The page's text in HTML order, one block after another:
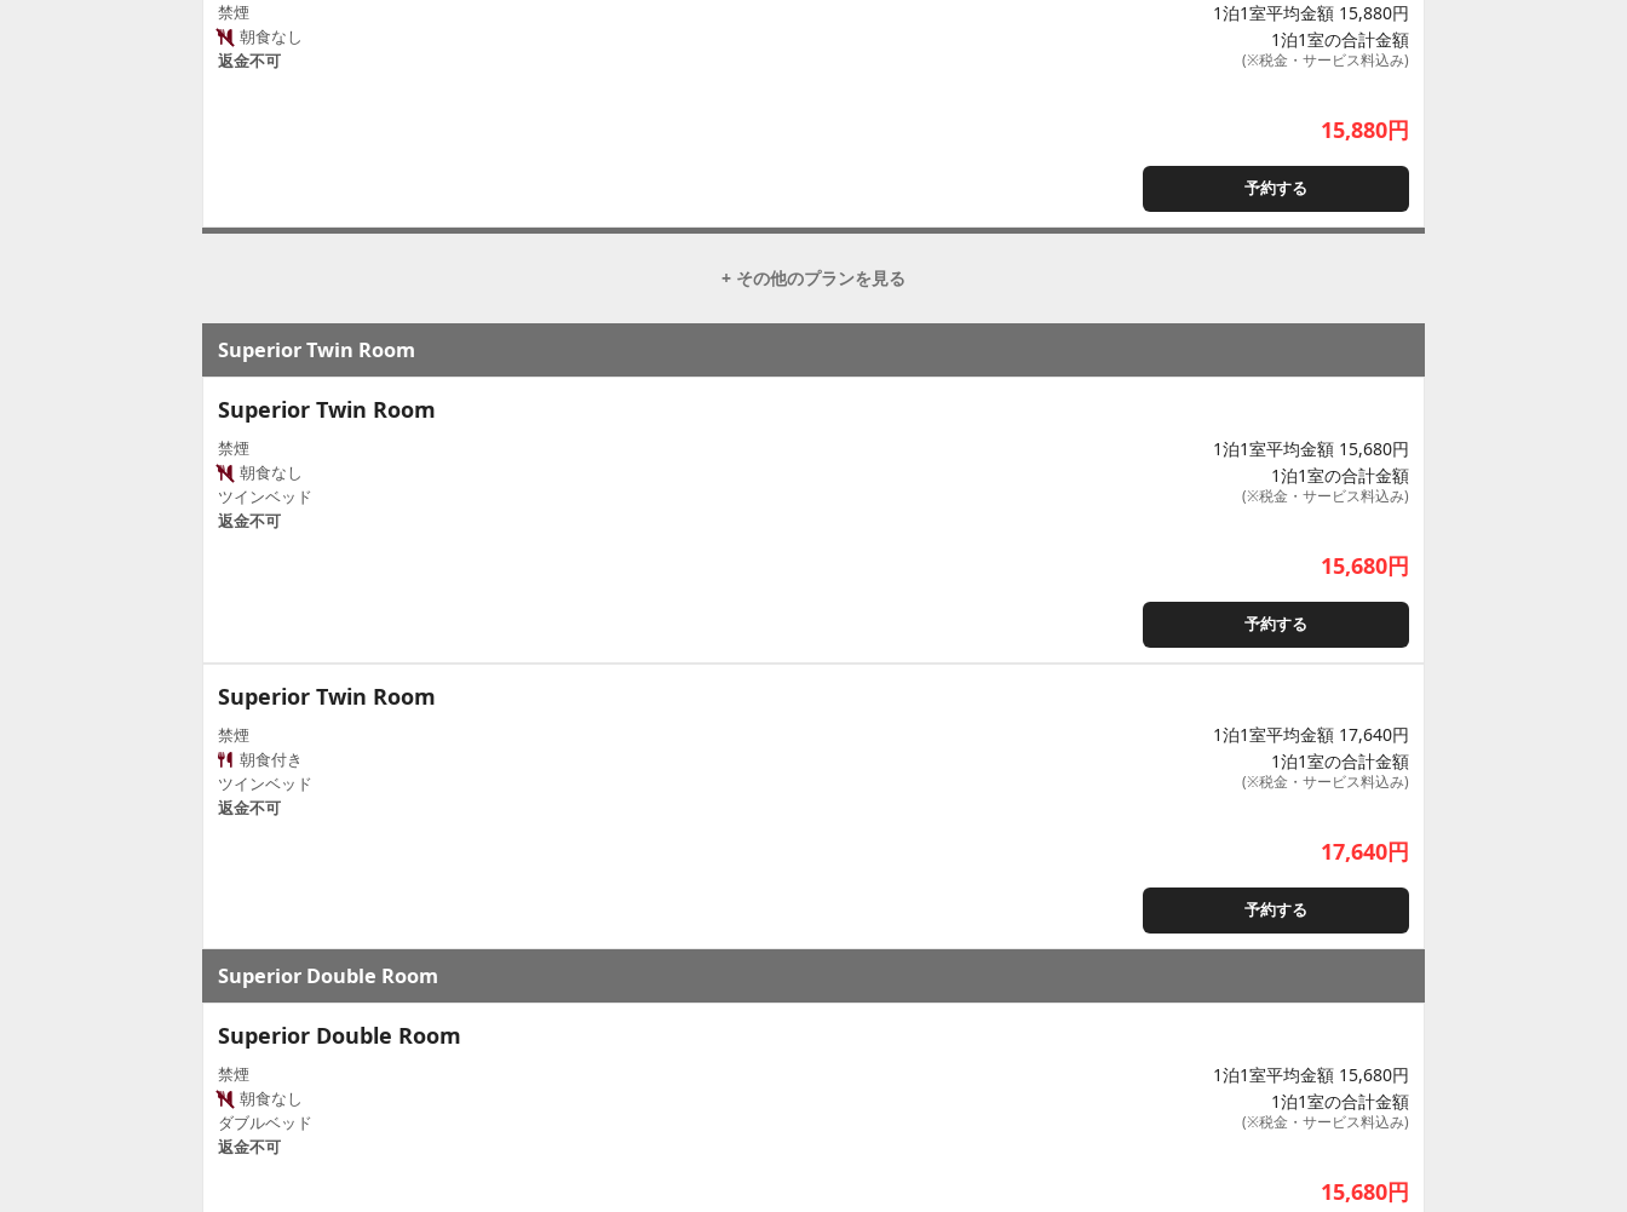
禁煙
朝食なし
返金不可
1泊1室平均金額 15,880円
1泊1室の合計金額
(※税金・サービス料込み)
15,880円
予約する
+ その他のプランを見る
Superior Twin Room
Superior Twin Room
禁煙
朝食なし
ツインベッド
返金不可
1泊1室平均金額 15,680円
1泊1室の合計金額
(※税金・サービス料込み)
15,680円
予約する
Superior Twin Room
禁煙
朝食付き
ツインベッド
返金不可
1泊1室平均金額 17,640円
1泊1室の合計金額
(※税金・サービス料込み)
17,640円
予約する
Superior Double Room
Superior Double Room
禁煙
朝食なし
ダブルベッド
返金不可
1泊1室平均金額 15,680円
1泊1室の合計金額
(※税金・サービス料込み)
15,680円